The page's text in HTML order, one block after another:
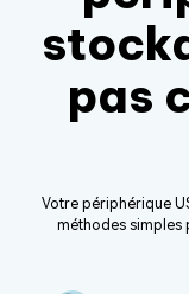
pas
Votre périphérique
méthodes simples